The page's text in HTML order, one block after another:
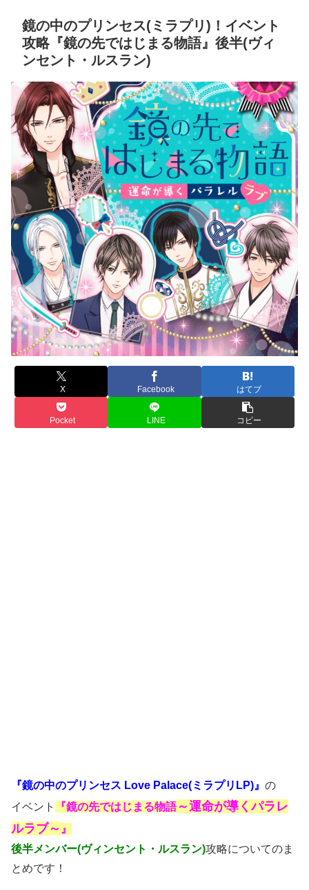
鏡の中のプリンセス(ミラプリ)！イベント
攻略『鏡の先ではじまる物語』後半(ヴィ
ンセント・ルスラン)
X Facebook はてブ
Pocket LINE コピー
『鏡の中のプリンセス Love Palace(ミラプリLP)』 の
イベント
『鏡の先ではじまる物語～運命が導くパラレ
ルラブ～ 』
後半メンバー(ヴィンセント・ルスラン)攻略についてのま
とめです！